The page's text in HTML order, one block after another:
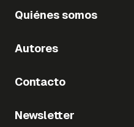
Quiénes somos
Autores
Contacto
Newsletter